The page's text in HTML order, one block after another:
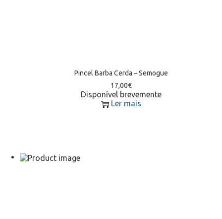
Pincel Barba Cerda – Semogue
17,00€
Disponível brevemente
Ler mais